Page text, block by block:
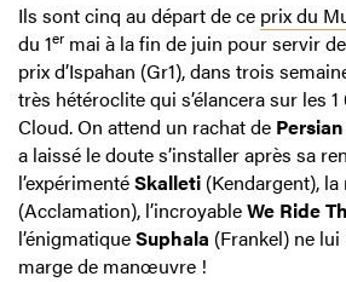
Ils sont cinq au départ de ce prix du
du 1er mai à la fin de juin pour servir
prix d’Ispahan (Gr1), dans trois
très hétéroclite qui s’élancera sur les
Cloud. On attend un rachat de
a laissé le doute s’installer après sa
l’expérimentéSkalleti (Kendargent),
(Acclamation), l’incroyableWe Ride
l’énigmatiqueSuphala (Frankel) ne
marge de manœuvre !